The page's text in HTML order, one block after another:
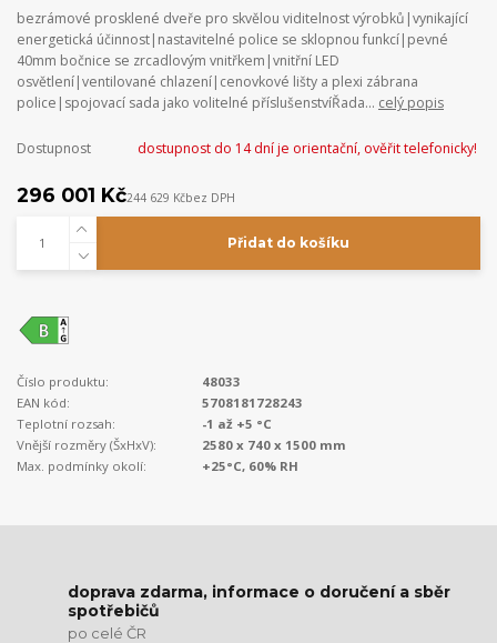
bezrámové prosklené dveře pro skvělou viditelnost výrobků|vynikající
energetická účinnost|nastavitelné police se sklopnou funkcí|pevné
40mm bočnice se zrcadlovým vnitřkem|vnitřní LED
osvětlení|ventilované chlazení|cenovkové lišty a plexi zábrana
police|spojovací sada jako volitelné příslušenstvíŘada... celý popis
Dostupnost dostupnost do 14 dní je orientační, ověřit telefonicky!
296 001 Kč244 629 Kčbez DPH
Přidat do košíku
Číslo produktu:
48033
EAN kód:
5708181728243
Teplotní rozsah:
-1 až +5 °C
Vnější rozměry (ŠxHxV):
2580 x 740 x 1500 mm
Max. podmínky okolí:
+25°C, 60% RH
doprava zdarma, informace o doručení a sběr
spotřebičů
po celé ČR